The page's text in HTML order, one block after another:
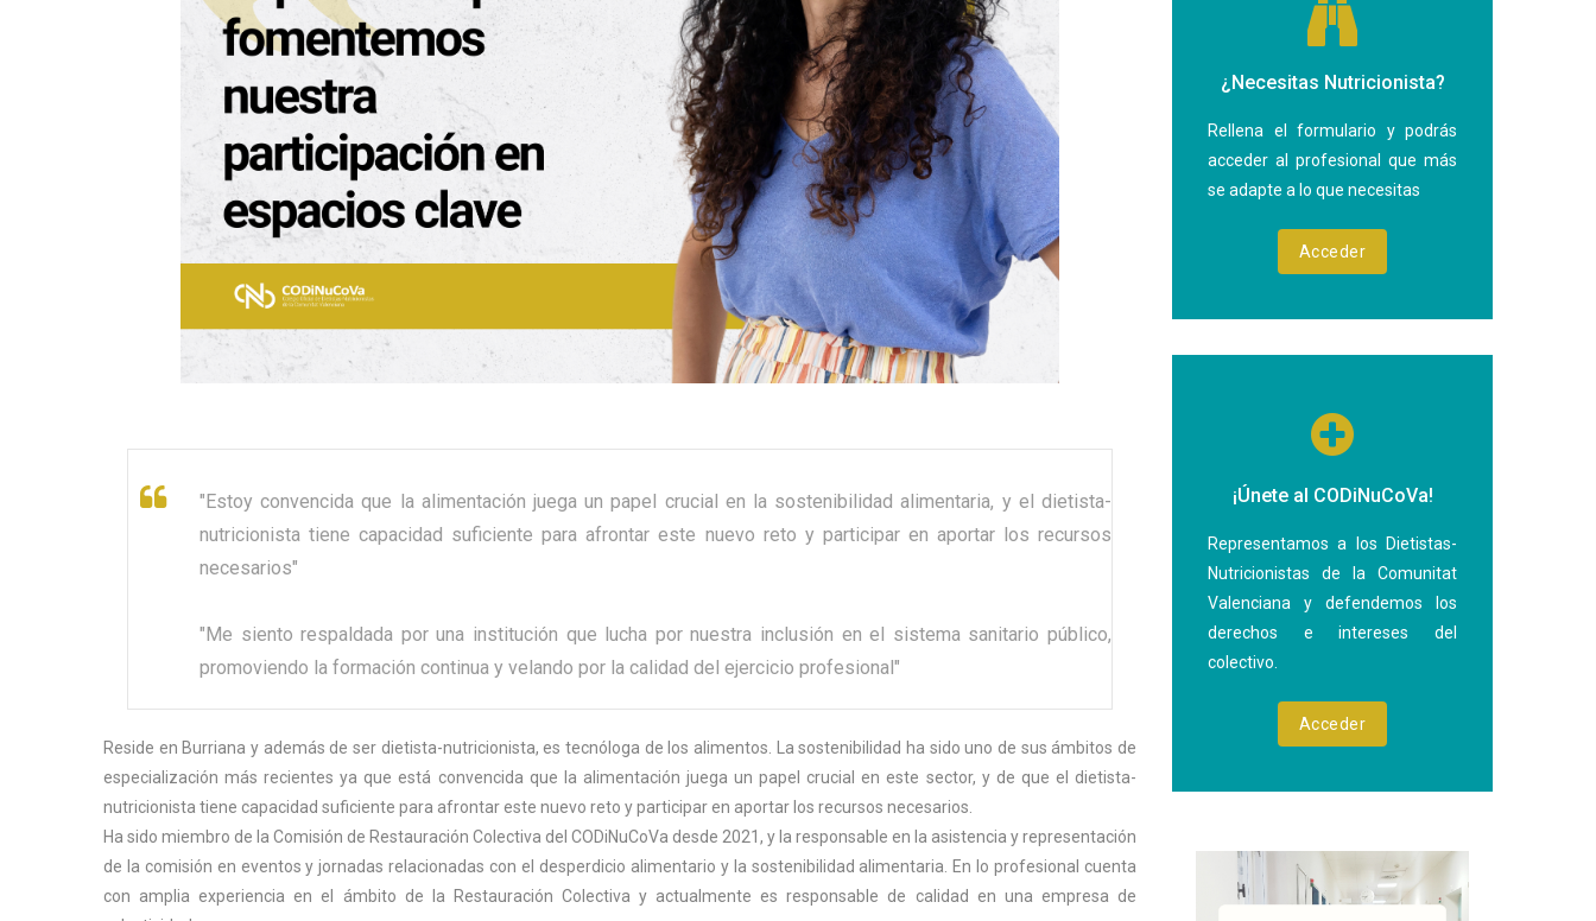
"Estoy convencida que la alimentación juega un papel crucial en la sostenibilidad alimentaria, y el dietista-
nutricionista tiene capacidad suficiente para afrontar este nuevo reto y participar en aportar los recursos
necesarios"
"Me siento respaldada por una institución que lucha por nuestra inclusión en el sistema sanitario público,
promoviendo la formación continua y velando por la calidad del ejercicio profesional"
Reside en Burriana y además de ser dietista-nutricionista, es tecnóloga de los alimentos. La sostenibilidad ha sido uno de sus ámbitos de
especialización más recientes ya que está convencida que la alimentación juega un papel crucial en este sector, y de que el dietista-
nutricionista tiene capacidad suficiente para afrontar este nuevo reto y participar en aportar los recursos necesarios.
Ha sido miembro de la Comisión de Restauración Colectiva del CODiNuCoVa desde 2021, y la responsable en la asistencia y representación
de la comisión en eventos y jornadas relacionadas con el desperdicio alimentario y la sostenibilidad alimentaria. En lo profesional cuenta
con amplia experiencia en el ámbito de la Restauración Colectiva y actualmente es responsable de calidad en una empresa de
¿Necesitas Nutricionista?
Rellena el formulario y podrás
acceder al profesional que más
se adapte a lo que necesitas
Acceder
¡Únete al CODiNuCoVa!
Representamos a los Dietistas-
Nutricionistas de la Comunitat
Valenciana y defendemos los
derechos e intereses del
colectivo.
Acceder